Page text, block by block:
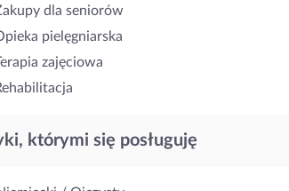
dla seniorów
pielęgniarska
zajęciowa
którymi się posługuję